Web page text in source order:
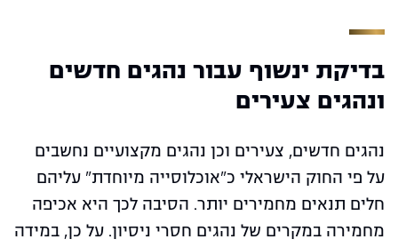
בדיקת ינשוף עבור נהגים חדשים
ונהגים צעירים
נהגים חדשים, צעירים וכן נהגים מקצועיים נחשבים
על פי החוק הישראלי כ"אוכלוסייה מיוחדת" עליהם
חלים תנאים מחמירים יותר. הסיבה לכך היא אכיפה
מחמירה במקרים של נהגים חסרי ניסיון. על כן, במידה